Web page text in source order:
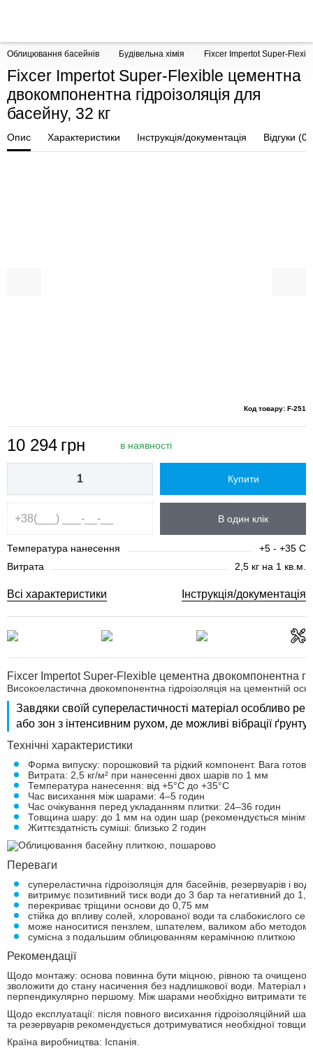
Облицювання басейнів Будівельна хімія Fixcer Impertot Super-
Fixcer Impertot Super-Flexible цементна
двокомпонентна гідроізоляція для
басейну, 32 кг
Опис Характеристики Інструкція/документація Відгуки (0)
Код товару: F-251
10 294 грн в наявності
Купити
В один клік
Температура нанесення
+5 - +35 С
Витрата
2,5 кг на 1 кв.м.
Всі характеристики Інструкція/документація
Fixcer Impertot Super-Flexible цементна двокомпонентна
Високоеластична двокомпонентна гідроізоляція на цементній
Завдяки своїй супереластичності матеріал особливо
або зон з інтенсивним рухом, де можливі вібрації
Технічні характеристики
Форма випуску: порошковий та рідкий компонент. Вага
Витрата: 2,5 кг/м² при нанесенні двох шарів по 1 мм
Температура нанесення: від +5°C до +35°C
Час висихання між шарами: 4–5 годин
Час очікування перед укладанням плитки: 24–36 годин
Товщина шару: до 1 мм на один шар (рекомендується
Життєздатність суміші: близько 2 годин
Переваги
супереластична гідроізоляція для басейнів, резервуарів і
витримує позитивний тиск води до 3 бар та негативний до
перекриває тріщини основи до 0,75 мм
стійка до впливу солей, хлорованої води та слабокислого
може наноситися пензлем, шпателем, валиком або методом
сумісна з подальшим облицюванням керамічною плиткою
Рекомендації
Щодо монтажу: основа повинна бути міцною, рівною та
зволожити до стану насичення без надлишкової води.
перпендикулярно першому. Між шарами необхідно витримати
Щодо експлуатації: після повного висихання гідроізоляційний
та резервуарів рекомендується дотримуватися необхідної
Країна виробництва: Іспанія.